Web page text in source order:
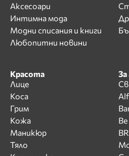
Аксесоари
Интимна мода
Модни списания и книги
Любопитни новини
Красота
Лице
Коса
Грим
Кожа
Маникюр
Тяло